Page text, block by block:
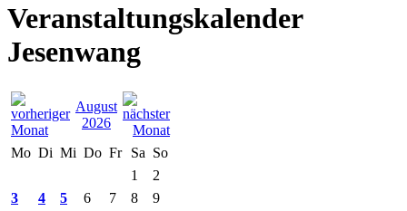
Veranstaltungskalender
Jesenwang
August
2026
Mo Di Mi Do Fr Sa So
1
2
3
4 5 6 7 8
9